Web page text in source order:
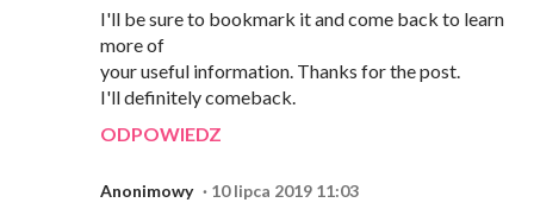
I'll be sure to bookmark it and come back to learn
more of
your useful information. Thanks for the post.
I'll definitely comeback.
ODPOWIEDZ
Anonimowy 10 lipca 2019 11:03